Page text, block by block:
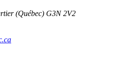
(Québec) G3N 2V2